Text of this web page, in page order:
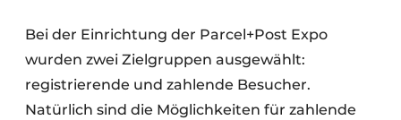
Bei der Einrichtung der Parcel+Post Expo
wurden zwei Zielgruppen ausgewählt:
registrierende und zahlende Besucher.
Natürlich sind die Möglichkeiten für zahlende